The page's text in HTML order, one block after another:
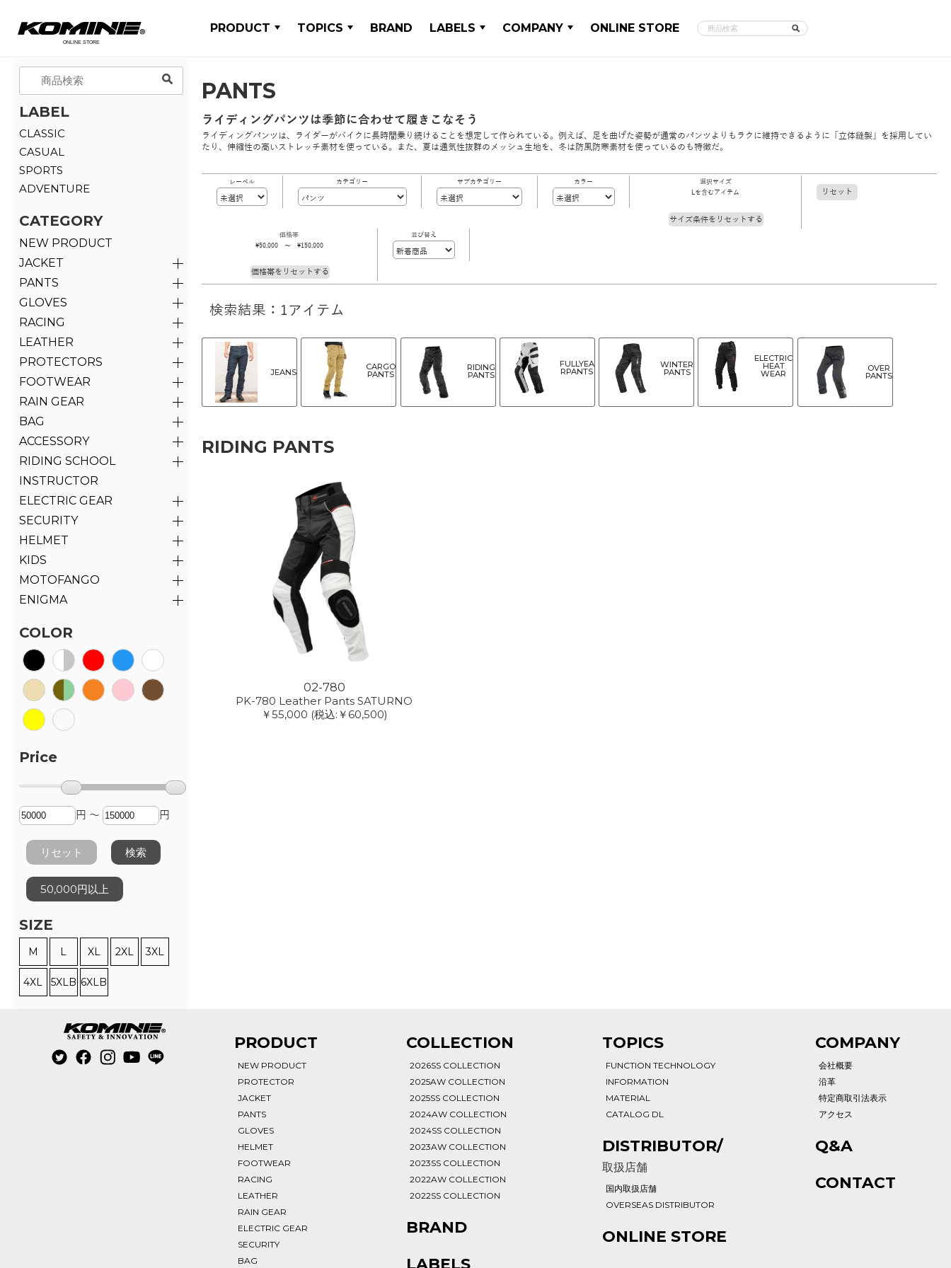
PRODUCT TOPICS BRAND LABELS COMPANY ONLINE STORE
LABEL
CLASSIC
CASUAL
SPORTS
ADVENTURE
CATEGORY
NEW PRODUCT
JACKET
PANTS
GLOVES
RACING
LEATHER
PROTECTORS
FOOTWEAR
RAIN GEAR
BAG
ACCESSORY
RIDING SCHOOL
INSTRUCTOR
ELECTRIC GEAR
SECURITY
HELMET
KIDS
MOTOFANGO
ENIGMA
COLOR
Price
円 ～ 円
リセット 検索
50,000円以上
SIZE
M L XL 2XL 3XL
4XL 5XLB 6XLB
PANTS
ライディングパンツは季節に合わせて履きこなそう
ライディングパンツは、ライダーがバイクに長時間乗り続けることを想定して作られている。例えば、足を曲げた姿勢が通常のパンツよりもラクに維持できるように「立体縫製」を採用してい
たり、伸縮性の高いストレッチ素材を使っている。また、夏は通気性抜群のメッシュ生地を、冬は防風防寒素材を使っているのも特徴だ。
レーベル カテゴリー サブカテゴリー カラー
選択サイズ
Lを含むアイテム
サイズ条件をリセットする
価格帯
\50,000 ～ \150,000
価格帯をリセットする
並び替え
リセット
検索結果：1アイテム
JEANS
CARGO
PANTS
RIDING
PANTS
FULLYEA
RPANTS
WINTER
PANTS
ELECTRIC
HEAT
WEAR
OVER
PANTS
RIDING PANTS
02-780
PK-780 Leather Pants SATURNO
￥55,000 (税込:￥60,500)
PRODUCT
NEW PRODUCT
PROTECTOR
JACKET
PANTS
GLOVES
HELMET
FOOTWEAR
RACING
LEATHER
RAIN GEAR
ELECTRIC GEAR
SECURITY
BAG
COLLECTION
2026SS COLLECTION
2025AW COLLECTION
2025SS COLLECTION
2024AW COLLECTION
2024SS COLLECTION
2023AW COLLECTION
2023SS COLLECTION
2022AW COLLECTION
2022SS COLLECTION
BRAND
LABELS
TOPICS
FUNCTION TECHNOLOGY
INFORMATION
MATERIAL
CATALOG DL
DISTRIBUTOR/
取扱店舗
国内取扱店舗
OVERSEAS DISTRIBUTOR
ONLINE STORE
COMPANY
会社概要
沿革
特定商取引法表示
アクセス
Q&A
CONTACT